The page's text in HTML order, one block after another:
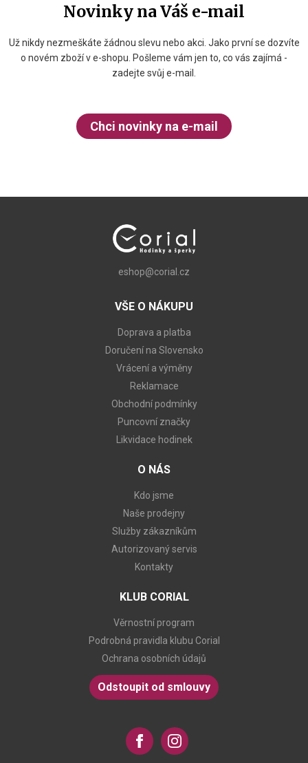
Novinky na Váš e-mail
Už nikdy nezmeškáte žádnou slevu nebo akci. Jako první se dozvíte
o novém zboží v e-shopu. Pošleme vám jen to, co vás zajímá -
zadejte svůj e-mail.
Chci novinky na e-mail
eshop@corial.cz
VŠE O NÁKUPU
Doprava a platba
Doručení na Slovensko
Vrácení a výměny
Reklamace
Obchodní podmínky
Puncovní značky
Likvidace hodinek
O NÁS
Kdo jsme
Naše prodejny
Služby zákazníkům
Autorizovaný servis
Kontakty
KLUB CORIAL
Věrnostní program
Podrobná pravidla klubu Corial
Ochrana osobních údajů
Odstoupit od smlouvy